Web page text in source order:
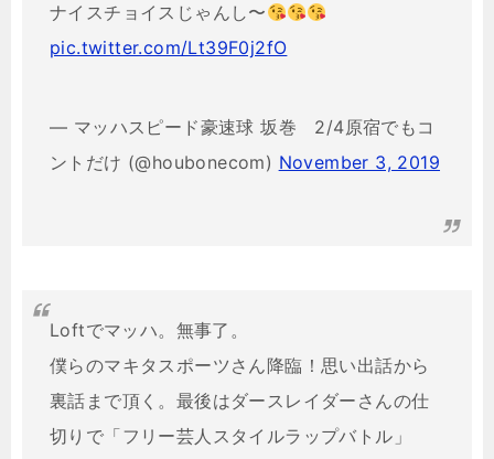
ナイスチョイスじゃんし〜
pic.twitter.com/Lt39F0j2fO
— マッハスピード豪速球 坂巻 2/4原宿でもコ
ントだけ (@houbonecom) November 3, 2019
Loftでマッハ。無事了。
僕らのマキタスポーツさん降臨！思い出話から
裏話まで頂く。最後はダースレイダーさんの仕
切りで「フリー芸人スタイルラップバトル」